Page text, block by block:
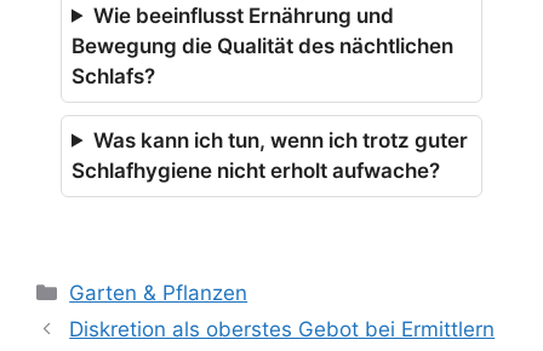
Wie beeinflusst Ernährung und
Bewegung die Qualität des nächtlichen
Schlafs?
Was kann ich tun, wenn ich trotz guter
Schlafhygiene nicht erholt aufwache?
Kategorien
Garten & Pflanzen
Diskretion als oberstes Gebot bei Ermittlern